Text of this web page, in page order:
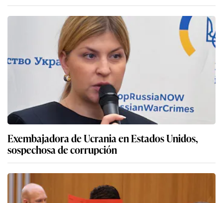
Exembajadora de Ucrania en Estados Unidos,
sospechosa de corrupción